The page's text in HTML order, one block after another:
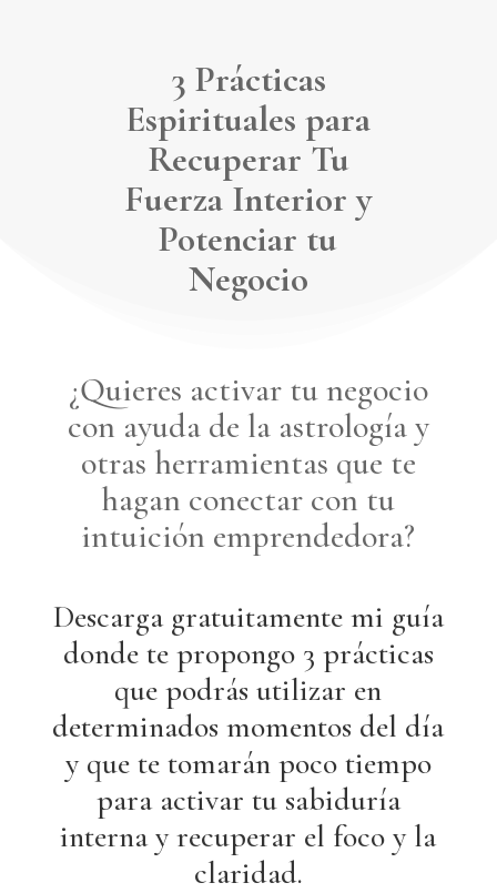
3 Prácticas
Espirituales para
Recuperar Tu
Fuerza Interior y
Potenciar tu
Negocio
¿Quieres activar tu negocio
con ayuda de la astrología y
otras herramientas que te
hagan conectar con tu
intuición emprendedora?
Descarga gratuitamente mi guía
donde te propongo 3 prácticas
que podrás utilizar en
determinados momentos del día
y que te tomarán poco tiempo
para activar tu sabiduría
interna y recuperar el foco y la
claridad.